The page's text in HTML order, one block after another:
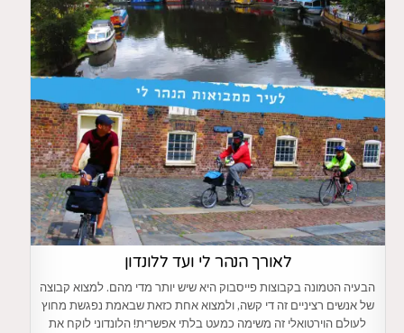
לאורך הנהר לי ועד ללונדון
הבעיה הטמונה בקבוצות פייסבוק היא שיש יותר מדי מהם. למצוא קבוצה
של אנשים רציניים זה די קשה, ולמצוא אחת כזאת שבאמת נפגשת מחוץ
לעולם הוירטואלי זה משימה כמעט בלתי אפשרית! הלונדוני לוקח את